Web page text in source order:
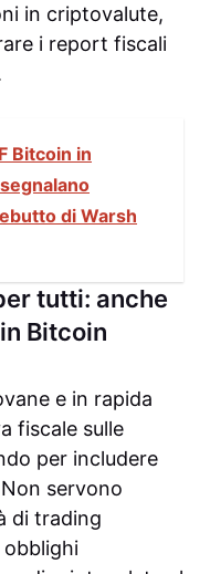
in criptovalute,
i report fiscali
Bitcoin in
di Warsh
tutti: anche
Bitcoin
e in rapida
fiscale sulle
per includere
servono
di trading